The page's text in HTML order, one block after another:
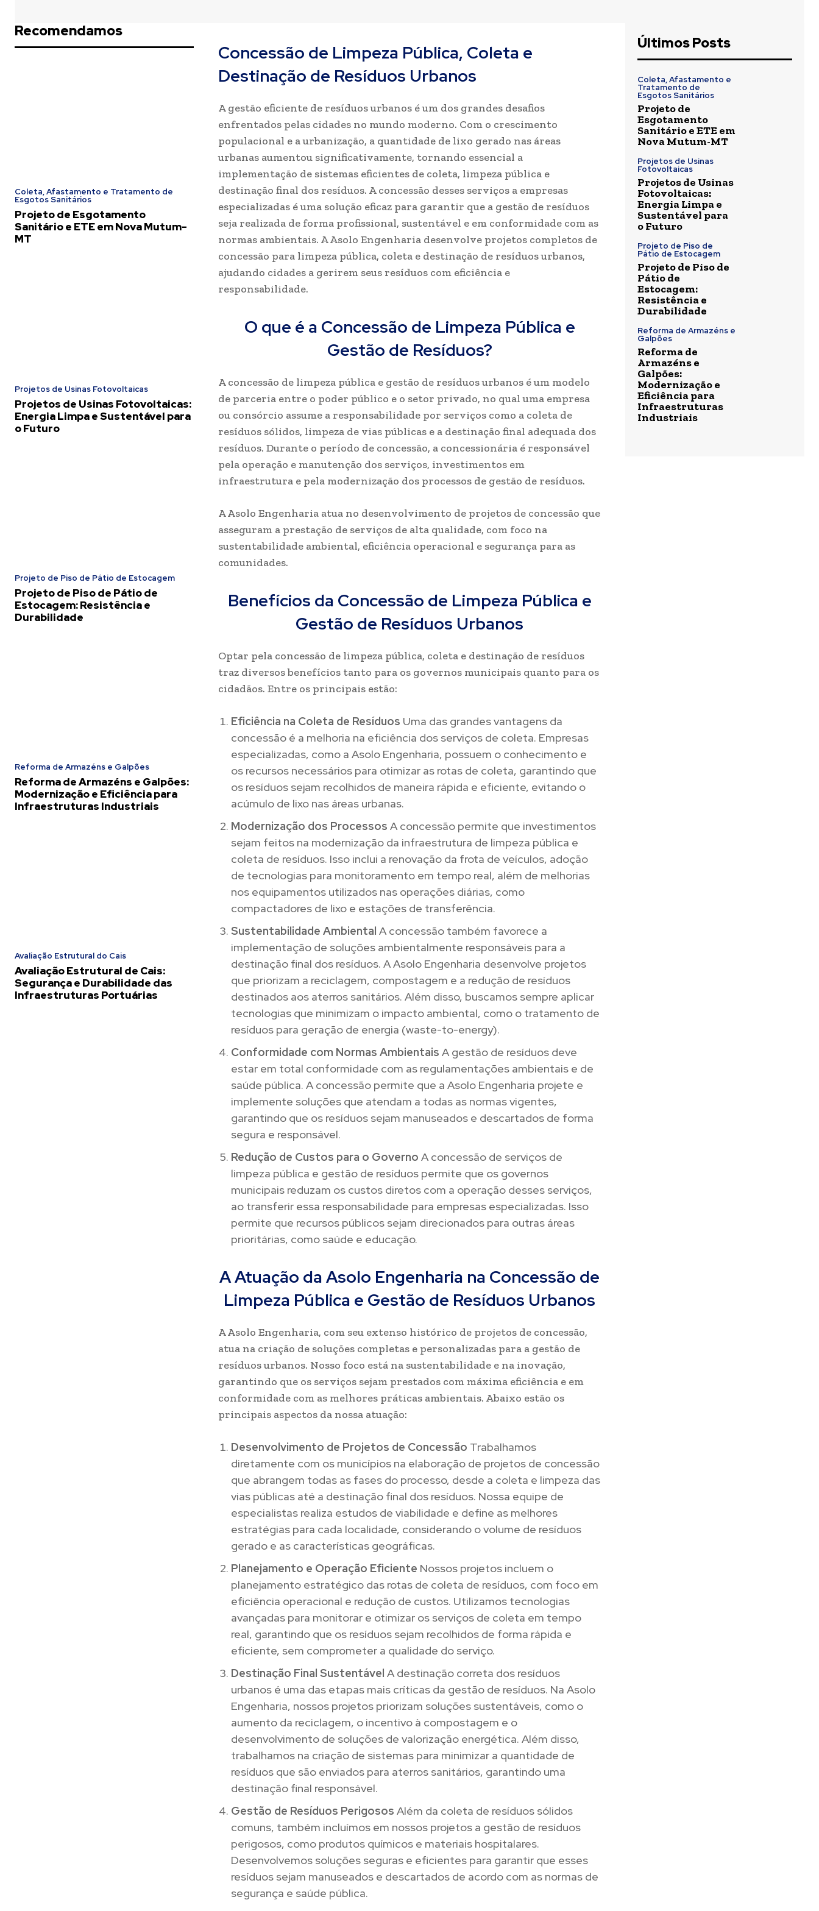
Recomendamos
Coleta, Afastamento e Tratamento de
Esgotos Sanitários
Projeto de Esgotamento
Sanitário e ETE em Nova Mutum-
MT
Projetos de Usinas Fotovoltaicas
Projetos de Usinas Fotovoltaicas:
Energia Limpa e Sustentável para
o Futuro
Projeto de Piso de Pátio de Estocagem
Projeto de Piso de Pátio de
Estocagem: Resistência e
Durabilidade
Reforma de Armazéns e Galpões
Reforma de Armazéns e Galpões:
Modernização e Eficiência para
Infraestruturas Industriais
Avaliação Estrutural do Cais
Avaliação Estrutural de Cais:
Segurança e Durabilidade das
Infraestruturas Portuárias
Concessão de Limpeza Pública, Coleta e
Destinação de Resíduos Urbanos
A gestão eficiente de resíduos urbanos é um dos grandes desafios
enfrentados pelas cidades no mundo moderno. Com o crescimento
populacional e a urbanização, a quantidade de lixo gerado nas áreas
urbanas aumentou significativamente, tornando essencial a
implementação de sistemas eficientes de coleta, limpeza pública e
destinação final dos resíduos. A concessão desses serviços a empresas
especializadas é uma solução eficaz para garantir que a gestão de resíduos
seja realizada de forma profissional, sustentável e em conformidade com as
normas ambientais. A Asolo Engenharia desenvolve projetos completos de
concessão para limpeza pública, coleta e destinação de resíduos urbanos,
ajudando cidades a gerirem seus resíduos com eficiência e
responsabilidade.
O que é a Concessão de Limpeza Pública e
Gestão de Resíduos?
A concessão de limpeza pública e gestão de resíduos urbanos é um modelo
de parceria entre o poder público e o setor privado, no qual uma empresa
ou consórcio assume a responsabilidade por serviços como a coleta de
resíduos sólidos, limpeza de vias públicas e a destinação final adequada dos
resíduos. Durante o período de concessão, a concessionária é responsável
pela operação e manutenção dos serviços, investimentos em
infraestrutura e pela modernização dos processos de gestão de resíduos.
A Asolo Engenharia atua no desenvolvimento de projetos de concessão que
asseguram a prestação de serviços de alta qualidade, com foco na
sustentabilidade ambiental, eficiência operacional e segurança para as
comunidades.
Benefícios da Concessão de Limpeza Pública e
Gestão de Resíduos Urbanos
Optar pela concessão de limpeza pública, coleta e destinação de resíduos
traz diversos benefícios tanto para os governos municipais quanto para os
cidadãos. Entre os principais estão:
Eficiência na Coleta de Resíduos Uma das grandes vantagens da
concessão é a melhoria na eficiência dos serviços de coleta. Empresas
especializadas, como a Asolo Engenharia, possuem o conhecimento e
os recursos necessários para otimizar as rotas de coleta, garantindo que
os resíduos sejam recolhidos de maneira rápida e eficiente, evitando o
acúmulo de lixo nas áreas urbanas.
Modernização dos Processos A concessão permite que investimentos
sejam feitos na modernização da infraestrutura de limpeza pública e
coleta de resíduos. Isso inclui a renovação da frota de veículos, adoção
de tecnologias para monitoramento em tempo real, além de melhorias
nos equipamentos utilizados nas operações diárias, como
compactadores de lixo e estações de transferência.
Sustentabilidade Ambiental A concessão também favorece a
implementação de soluções ambientalmente responsáveis para a
destinação final dos resíduos. A Asolo Engenharia desenvolve projetos
que priorizam a reciclagem, compostagem e a redução de resíduos
destinados aos aterros sanitários. Além disso, buscamos sempre aplicar
tecnologias que minimizam o impacto ambiental, como o tratamento de
resíduos para geração de energia (waste-to-energy).
Conformidade com Normas Ambientais A gestão de resíduos deve
estar em total conformidade com as regulamentações ambientais e de
saúde pública. A concessão permite que a Asolo Engenharia projete e
implemente soluções que atendam a todas as normas vigentes,
garantindo que os resíduos sejam manuseados e descartados de forma
segura e responsável.
Redução de Custos para o Governo A concessão de serviços de
limpeza pública e gestão de resíduos permite que os governos
municipais reduzam os custos diretos com a operação desses serviços,
ao transferir essa responsabilidade para empresas especializadas. Isso
permite que recursos públicos sejam direcionados para outras áreas
prioritárias, como saúde e educação.
A Atuação da Asolo Engenharia na Concessão de
Limpeza Pública e Gestão de Resíduos Urbanos
A Asolo Engenharia, com seu extenso histórico de projetos de concessão,
atua na criação de soluções completas e personalizadas para a gestão de
resíduos urbanos. Nosso foco está na sustentabilidade e na inovação,
garantindo que os serviços sejam prestados com máxima eficiência e em
conformidade com as melhores práticas ambientais. Abaixo estão os
principais aspectos da nossa atuação:
Desenvolvimento de Projetos de Concessão Trabalhamos
diretamente com os municípios na elaboração de projetos de concessão
que abrangem todas as fases do processo, desde a coleta e limpeza das
vias públicas até a destinação final dos resíduos. Nossa equipe de
especialistas realiza estudos de viabilidade e define as melhores
estratégias para cada localidade, considerando o volume de resíduos
gerado e as características geográficas.
Planejamento e Operação Eficiente Nossos projetos incluem o
planejamento estratégico das rotas de coleta de resíduos, com foco em
eficiência operacional e redução de custos. Utilizamos tecnologias
avançadas para monitorar e otimizar os serviços de coleta em tempo
real, garantindo que os resíduos sejam recolhidos de forma rápida e
eficiente, sem comprometer a qualidade do serviço.
Destinação Final Sustentável A destinação correta dos resíduos
urbanos é uma das etapas mais críticas da gestão de resíduos. Na Asolo
Engenharia, nossos projetos priorizam soluções sustentáveis, como o
aumento da reciclagem, o incentivo à compostagem e o
desenvolvimento de soluções de valorização energética. Além disso,
trabalhamos na criação de sistemas para minimizar a quantidade de
resíduos que são enviados para aterros sanitários, garantindo uma
destinação final responsável.
Gestão de Resíduos Perigosos Além da coleta de resíduos sólidos
comuns, também incluímos em nossos projetos a gestão de resíduos
perigosos, como produtos químicos e materiais hospitalares.
Desenvolvemos soluções seguras e eficientes para garantir que esses
resíduos sejam manuseados e descartados de acordo com as normas de
segurança e saúde pública.
Últimos Posts
Coleta, Afastamento e
Tratamento de
Esgotos Sanitários
Projeto de
Esgotamento
Sanitário e ETE em
Nova Mutum-MT
Projetos de Usinas
Fotovoltaicas
Projetos de Usinas
Fotovoltaicas:
Energia Limpa e
Sustentável para
o Futuro
Projeto de Piso de
Pátio de Estocagem
Projeto de Piso de
Pátio de
Estocagem:
Resistência e
Durabilidade
Reforma de Armazéns e
Galpões
Reforma de
Armazéns e
Galpões:
Modernização e
Eficiência para
Infraestruturas
Industriais